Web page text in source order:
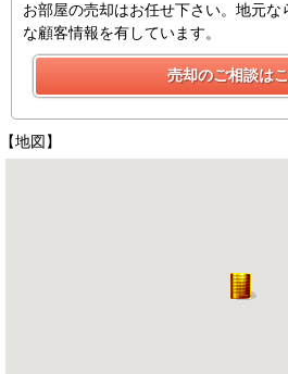
お部屋の売却はお任せ下さい。地元
な顧客情報を有しています。
【地図】